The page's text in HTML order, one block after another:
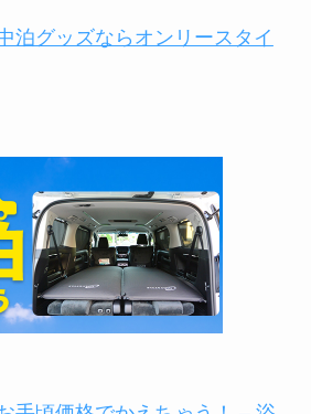
泊グッズならオンリースタイ